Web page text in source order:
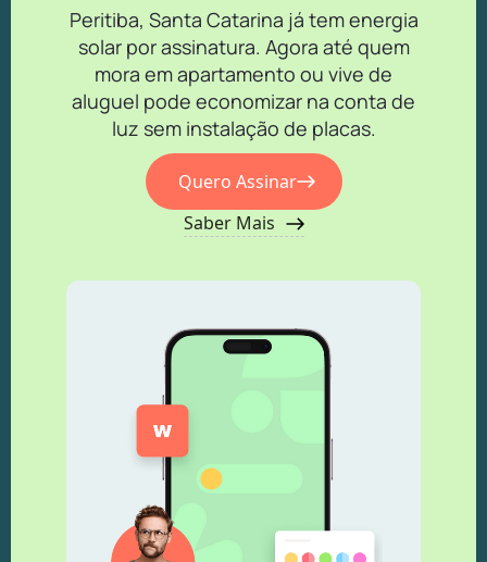
Peritiba, Santa Catarina já tem energia
solar por assinatura. Agora até quem
mora em apartamento ou vive de
aluguel pode economizar na conta de
luz sem instalação de placas.
Quero Assinar
Saber Mais